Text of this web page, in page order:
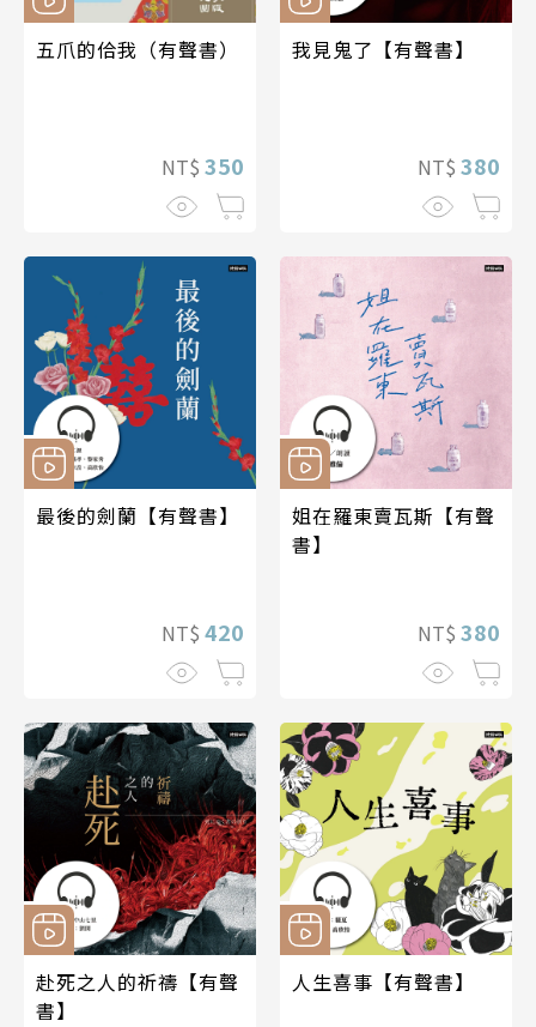
五爪的佮我（有聲書）
NT$ 350
我見鬼了【有聲書】
NT$ 380
最後的劍蘭【有聲書】
NT$ 420
姐在羅東賣瓦斯【有聲
書】
NT$ 380
赴死之人的祈禱【有聲
書】
人生喜事【有聲書】